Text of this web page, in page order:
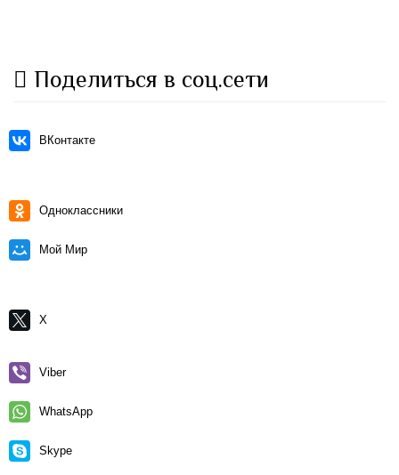
Поделиться в соц.сети
ВКонтакте
Одноклассники
Мой Мир
X
Viber
WhatsApp
Skype